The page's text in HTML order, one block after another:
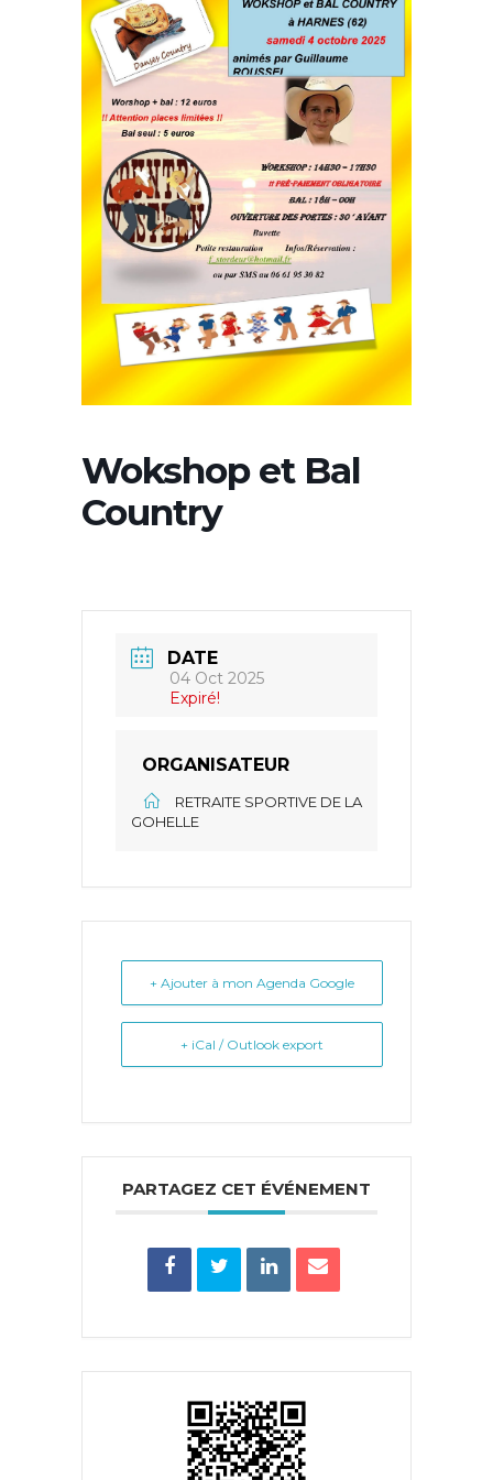
Wokshop et Bal
Country
DATE
04 Oct 2025
Expiré!
ORGANISATEUR
RETRAITE SPORTIVE DE LA
GOHELLE
+ Ajouter à mon Agenda Google
+ iCal / Outlook export
PARTAGEZ CET ÉVÉNEMENT